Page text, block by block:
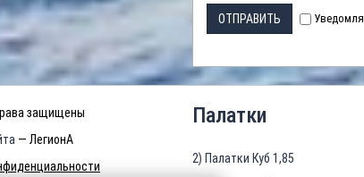
ОТПРАВИТЬ
защищены
— ЛегионА
Палатки
2) Палатки Куб 1,85